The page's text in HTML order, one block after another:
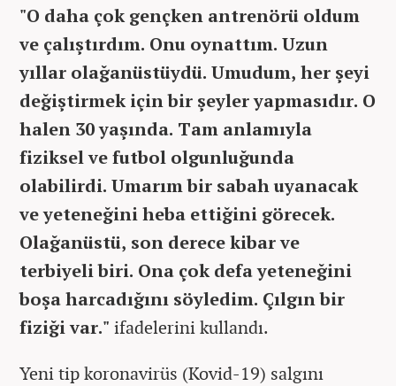
"O daha çok gençken antrenörü oldum
ve çalıştırdım. Onu oynattım. Uzun
yıllar olağanüstüydü. Umudum, her şeyi
değiştirmek için bir şeyler yapmasıdır. O
halen 30 yaşında. Tam anlamıyla
fiziksel ve futbol olgunluğunda
olabilirdi. Umarım bir sabah uyanacak
ve yeteneğini heba ettiğini görecek.
Olağanüstü, son derece kibar ve
terbiyeli biri. Ona çok defa yeteneğini
boşa harcadığını söyledim. Çılgın bir
fiziği var." ifadelerini kullandı.
Yeni tip koronavirüs (Kovid-19) salgını